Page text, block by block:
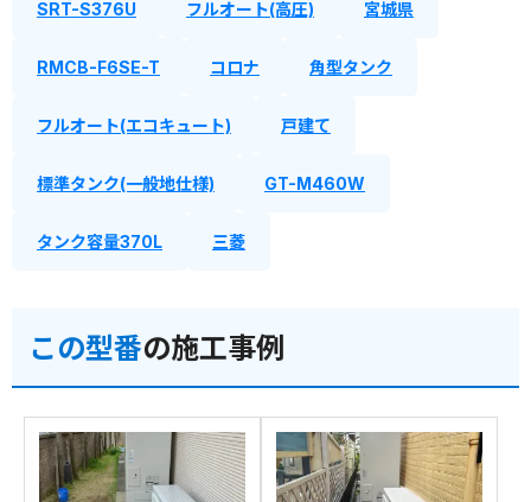
SRT-S376U フルオート(高圧) 宮城県
RMCB-F6SE-T コロナ 角型タンク
フルオート(エコキュート) 戸建て
標準タンク(一般地仕様) GT-M460W
タンク容量370L 三菱
この型番の施工事例